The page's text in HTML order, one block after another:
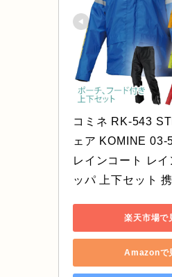
コミネ RK-543
ェア KOMINE 03-
レインコート レイ
ッパ 上下セット
楽天市場で
Amazonで